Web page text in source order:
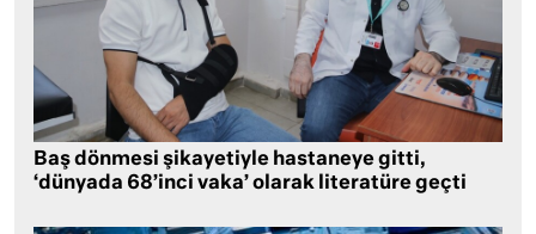
Baş dönmesi şikayetiyle hastaneye gitti,
‘dünyada 68’inci vaka’ olarak literatüre geçti